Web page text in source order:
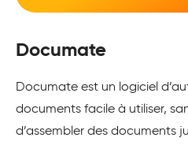
Documate
Documate est un logiciel
documents facile à utiliser,
d’assembler des documents